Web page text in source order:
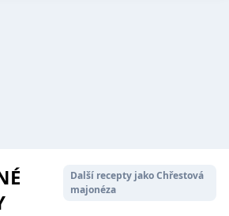
Další recepty jako Chřestová
majonéza